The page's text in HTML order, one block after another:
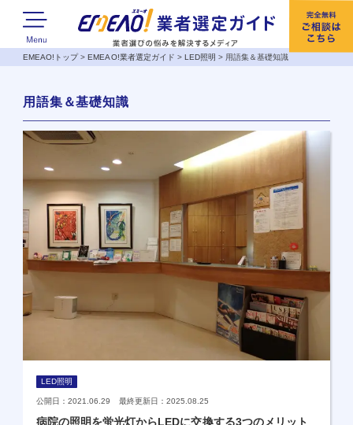
EMEAO!トップ>EMEAO!業者選定ガイド > LED照明 > 用語集＆基礎知識
用語集＆基礎知識
LED照明
公開日：2021.06.29 最終更新日：2025.08.25
病院の照明を蛍光灯からLEDに交換する3つのメリット